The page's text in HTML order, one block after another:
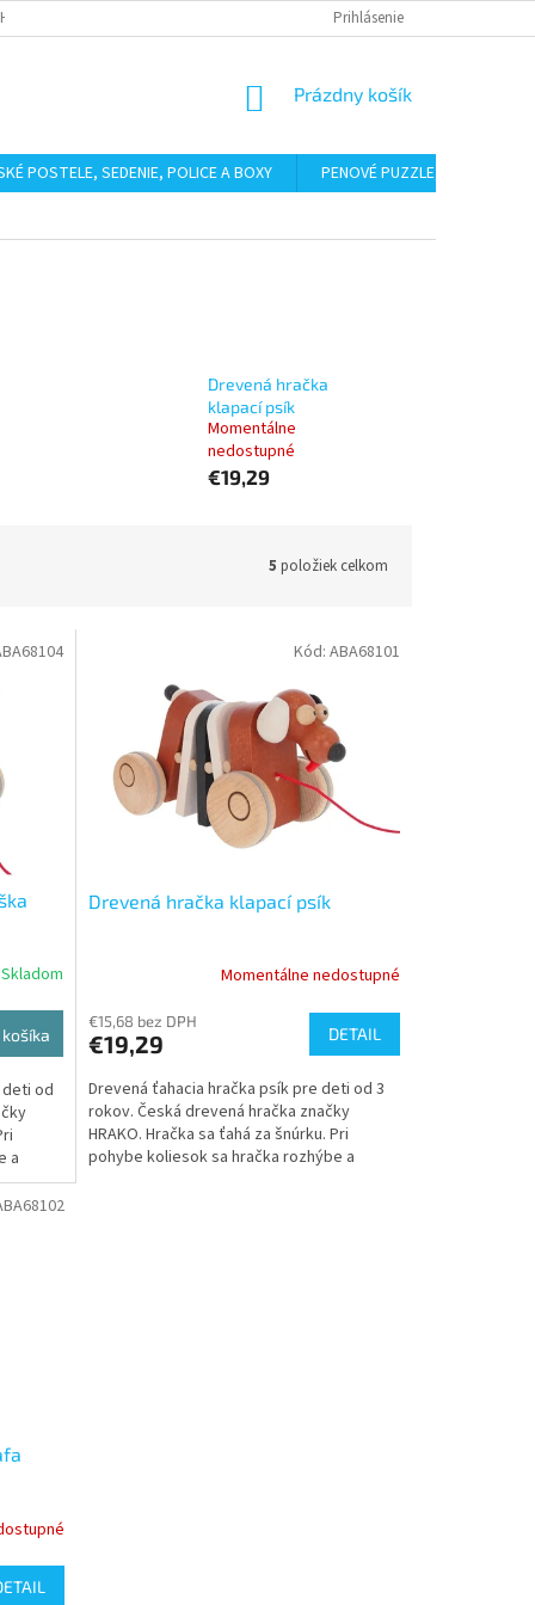
PODMIENKY PODMIENKY OCHRANY OSOBNÝCH ÚDAJOV
Prihlásenie
NÁKUPNÝ
Prázdny košík
POSTELE, SEDENIE, POLICE A BOXY
PENOVÉ PUZZLE, ŽINENKY
Drevená hračka
klapací psík
Momentálne
nedostupné
€19,29
5 položiek celkom
Skladom
košíka
od
a
Drevená hračka klapací psík
Momentálne nedostupné
€15,68 bez DPH
€19,29 DETAIL
Drevená ťahacia hračka psík pre deti od 3
rokov. Česká drevená hračka značky
HRAKO. Hračka sa ťahá za šnúrku. Pri
pohybe koliesok sa hračka rozhýbe a
Kód: ABA68101